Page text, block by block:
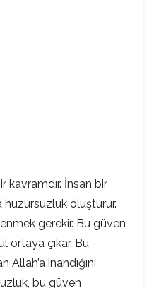
kavramdır. İnsan bir
oluşturur.
gerekir. Bu güven
ortaya çıkar. Bu
inandığını
bu güven